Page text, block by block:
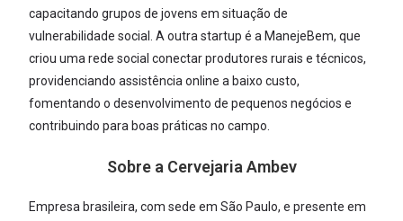
capacitando grupos de jovens em situação de
vulnerabilidade social. A outra startup é a ManejeBem, que
criou uma rede social conectar produtores rurais e técnicos,
providenciando assistência online a baixo custo,
fomentando o desenvolvimento de pequenos negócios e
contribuindo para boas práticas no campo.
Sobre a Cervejaria Ambev
Empresa brasileira, com sede em São Paulo, e presente em